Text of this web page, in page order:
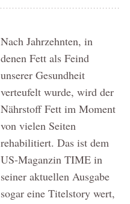
Nach Jahrzehnten, in
denen Fett als Feind
unserer Gesundheit
verteufelt wurde, wird der
Nährstoff Fett im Moment
von vielen Seiten
rehabilitiert. Das ist dem
US-Maganzin TIME in
seiner aktuellen Ausgabe
sogar eine Titelstory wert,